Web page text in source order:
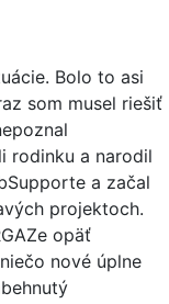
Bolo to asi
som musel riešiť
rodinku a narodil
a začal
projektoch.
opäť
nové úplne